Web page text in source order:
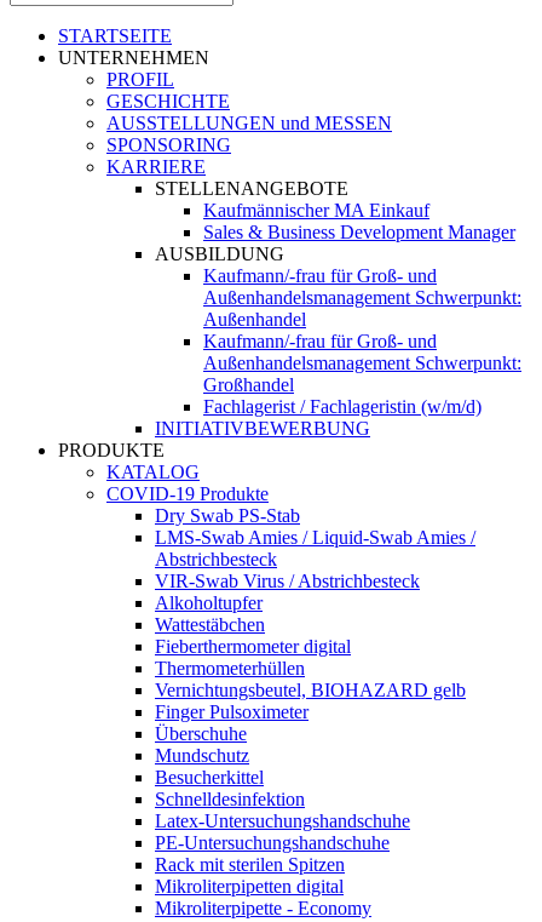
STARTSEITE
UNTERNEHMEN
PROFIL
GESCHICHTE
AUSSTELLUNGEN und MESSEN
SPONSORING
KARRIERE
STELLENANGEBOTE
Kaufmännischer MA Einkauf
Sales & Business Development Manager
AUSBILDUNG
Kaufmann/-frau für Groß- und
Außenhandelsmanagement Schwerpunkt:
Außenhandel
Kaufmann/-frau für Groß- und
Außenhandelsmanagement Schwerpunkt:
Großhandel
Fachlagerist / Fachlageristin (w/m/d)
INITIATIVBEWERBUNG
PRODUKTE
KATALOG
COVID-19 Produkte
Dry Swab PS-Stab
LMS-Swab Amies / Liquid-Swab Amies /
Abstrichbesteck
VIR-Swab Virus / Abstrichbesteck
Alkoholtupfer
Wattestäbchen
Fieberthermometer digital
Thermometerhüllen
Vernichtungsbeutel, BIOHAZARD gelb
Finger Pulsoximeter
Überschuhe
Mundschutz
Besucherkittel
Schnelldesinfektion
Latex-Untersuchungshandschuhe
PE-Untersuchungshandschuhe
Rack mit sterilen Spitzen
Mikroliterpipetten digital
Mikroliterpipette - Economy